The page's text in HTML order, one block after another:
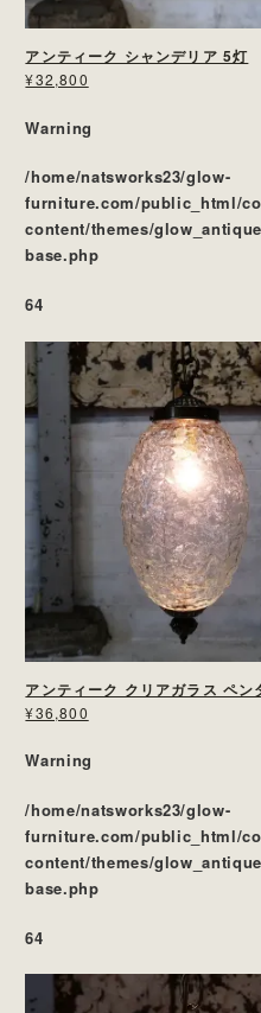
アンティーク シャンデリア 5灯
¥32,800
Warning
/home/natsworks23/glow-
furniture.com/public_html/
content/themes/
base.php
64
¥36,800
Warning
/home/natsworks23/glow-
furniture.com/public_html/
content/themes/
base.php
64